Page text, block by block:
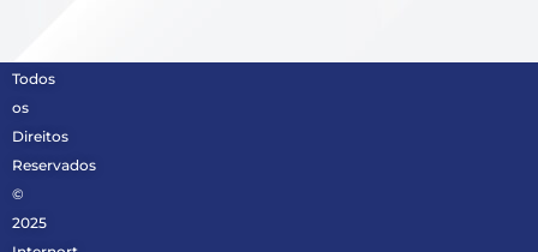
Todos
os
Direitos
Reservados
©
2025